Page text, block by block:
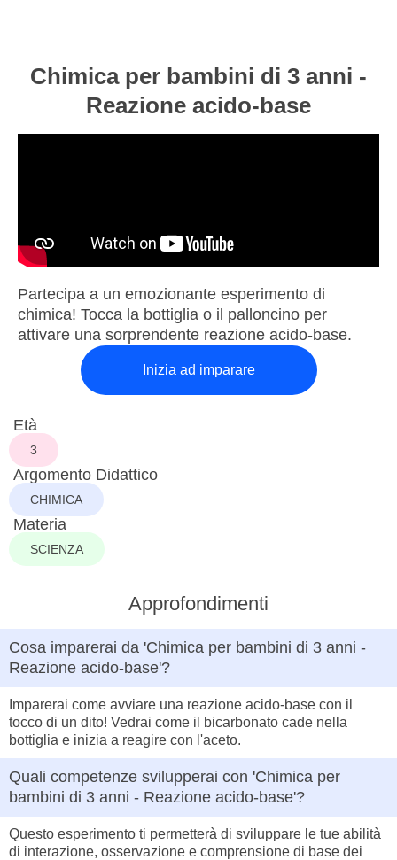
Chimica per bambini di 3 anni -
Reazione acido-base
Partecipa a un emozionante esperimento di
chimica! Tocca la bottiglia o il palloncino per
attivare una sorprendente reazione acido-base.
Inizia ad imparare
Età
3
Argomento Didattico
CHIMICA
Materia
SCIENZA
Approfondimenti
Cosa imparerai da 'Chimica per bambini di 3 anni -
Reazione acido-base'?
Imparerai come avviare una reazione acido-base con il
tocco di un dito! Vedrai come il bicarbonato cade nella
bottiglia e inizia a reagire con l'aceto.
Quali competenze svilupperai con 'Chimica per
bambini di 3 anni - Reazione acido-base'?
Questo esperimento ti permetterà di sviluppare le tue abilità
di interazione, osservazione e comprensione di base dei